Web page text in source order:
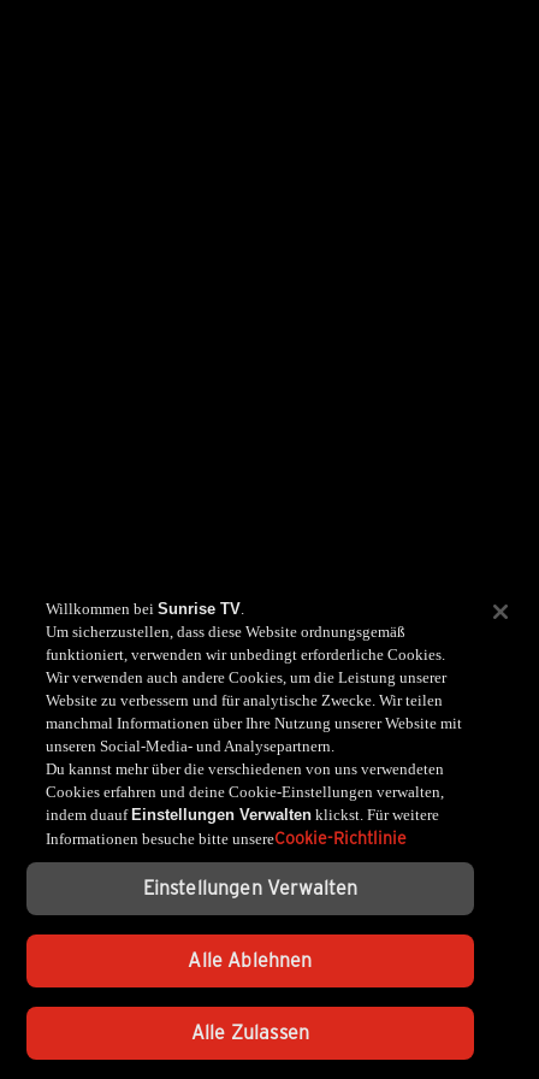
Willkommen beiSunrise TV.
Um sicherzustellen, dass diese Website ordnungsgemäß
funktioniert, verwenden wir unbedingt erforderliche Cookies.
Wir verwenden auch andere Cookies, um die Leistung unserer
Website zu verbessern und für analytische Zwecke. Wir teilen
manchmal Informationen über Ihre Nutzung unserer Website mit
unseren Social-Media- und Analysepartnern.
Du kannst mehr über die verschiedenen von uns verwendeten
Cookies erfahren und deine Cookie-Einstellungen verwalten,
indem duauf Einstellungen Verwalten klickst. Für weitere
Informationen besuche bitte unsereCookie-Richtlinie
Einstellungen Verwalten
Alle Ablehnen
Alle Zulassen